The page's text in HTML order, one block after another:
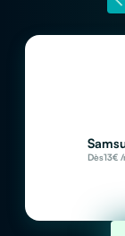
Dès13€